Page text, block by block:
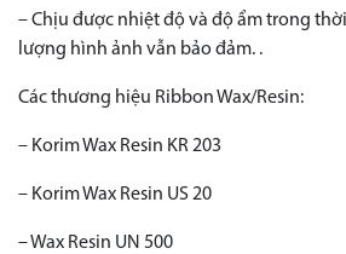
– Chịu được nhiệt độ và độ ẩm trong
lượng hình ảnh vẫn bảo đảm. .
Các thương hiệu Ribbon Wax/Resin:
– Korim Wax Resin KR 203
– Korim Wax Resin US 20
– Wax Resin UN 500